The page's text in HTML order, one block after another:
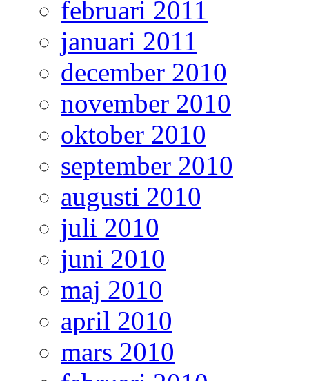
februari 2011
januari 2011
december 2010
november 2010
oktober 2010
september 2010
augusti 2010
juli 2010
juni 2010
maj 2010
april 2010
mars 2010